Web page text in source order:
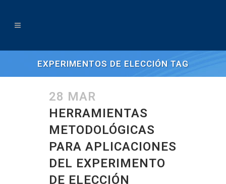
EXPERIMENTOS DE ELECCIÓN TAG
28 MAR
HERRAMIENTAS
METODOLÓGICAS
PARA APLICACIONES
DEL EXPERIMENTO
DE ELECCIÓN